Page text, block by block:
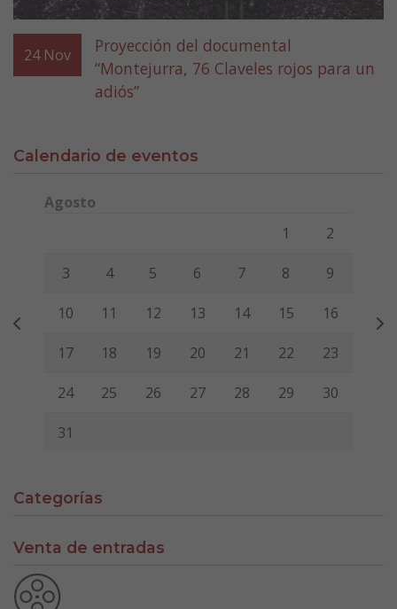
24 Nov
Proyección del documental
“Montejurra, 76 Claveles rojos para un
adiós”
Calendario de eventos
Agosto
Viernes Sábado
1 2
3 4 5 6 7 8 9
10 11 12 13 14 15 16
17 18 19 20 21 22 23
24 25 26 27 28 29 30
31
Categorías
Venta de entradas